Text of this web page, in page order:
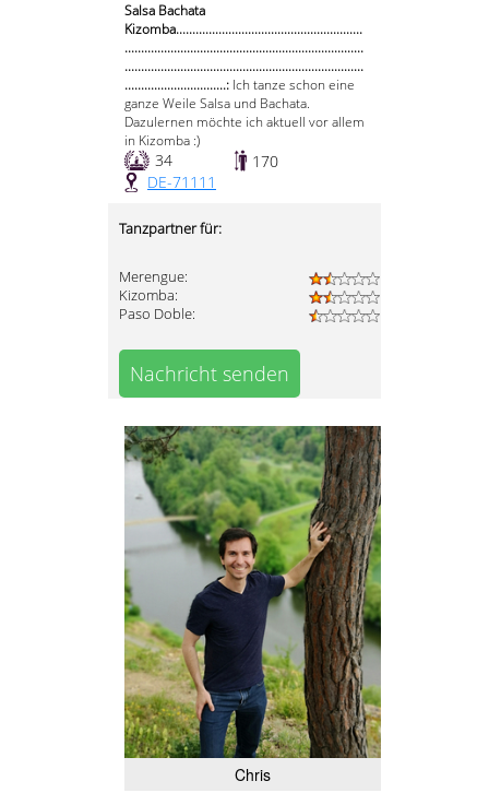
Salsa Bachata
Kizomba.........................................................
.........................................................................
.........................................................................
...............................: Ich tanze schon eine
ganze Weile Salsa und Bachata.
Dazulernen möchte ich aktuell vor allem
in Kizomba :)
34
170
DE-71111
Tanzpartner für:
Merengue:
Kizomba:
Paso Doble:
Nachricht senden
Chris